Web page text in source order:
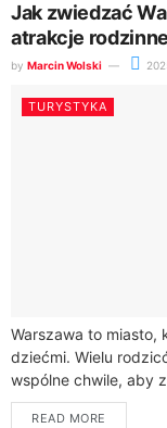
Jak zwiedzać
atrakcje rodzinne
by Marcin Wolski
TURYSTYKA
Warszawa to miasto,
dziećmi. Wielu
wspólne chwile, aby
niezapomniane
READ MORE